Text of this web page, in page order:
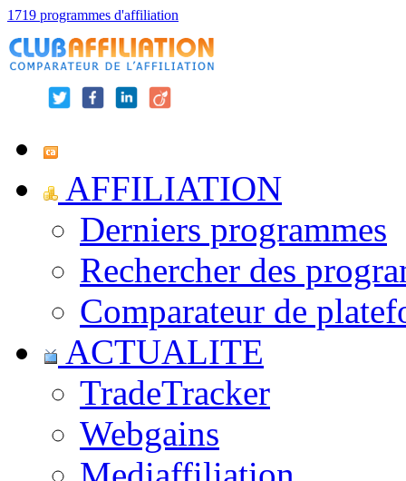
1719 programmes d'affiliation
AFFILIATION
Derniers programmes
Rechercher des
Comparateur de
ACTUALITE
TradeTracker
Webgains